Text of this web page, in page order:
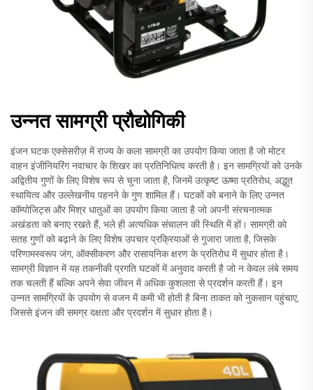
उन्नत सामग्री प्रौद्योगिकी
इंजन घटक एक्सेसरीज़ में राज्य के कला सामग्री का उपयोग किया जाता है जो मोटर
वाहन इंजीनियरिंग नवाचार के शिखर का प्रतिनिधित्व करती है। इन सामग्रियों को उनके
अद्वितीय गुणों के लिए विशेष रूप से चुना जाता है, जिनमें उत्कृष्ट ऊष्मा प्रतिरोध, अद्भुत
स्थायित्व और उल्लेखनीय पहनने के गुण शामिल हैं। घटकों को बनाने के लिए उन्नत
कॉम्पोजिट्स और मिश्र धातुओं का उपयोग किया जाता है जो अपनी संरचनात्मक
अखंडता को बनाए रखते हैं, भले ही अत्यधिक संचालन की स्थिति में हों। सामग्री को
सतह गुणों को बढ़ाने के लिए विशेष उपचार प्रक्रियाओं से गुजारा जाता है, जिसके
परिणामस्वरूप जंग, ऑक्सीकरण और रासायनिक क्षरण के प्रतिरोध में सुधार होता है।
सामग्री विज्ञान में यह तकनीकी प्रगति घटकों में अनुवाद करती है जो न केवल लंबे समय
तक चलती हैं बल्कि अपने सेवा जीवन में अधिक कुशलता से प्रदर्शन करती हैं। इन
उन्नत सामग्रियों के उपयोग से वजन में कमी भी होती है बिना ताकत को नुकसान पहुंचाए,
जिससे इंजन की समग्र दक्षता और प्रदर्शन में सुधार होता है।